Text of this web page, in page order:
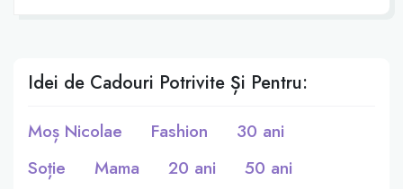
Idei de Cadouri Potrivite Și Pentru:
Moș Nicolae Fashion
30 ani
Soție
Mama 20 ani
50 ani